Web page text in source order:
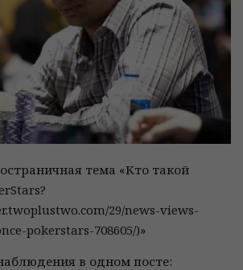
тема «Кто такой
29/news-views-
pokerstars-708605/)»
в одном посте: